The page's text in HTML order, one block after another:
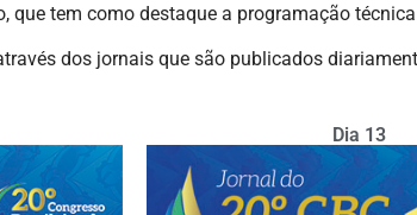
que tem como destaque a programação
dos jornais que são publicados
Dia 13